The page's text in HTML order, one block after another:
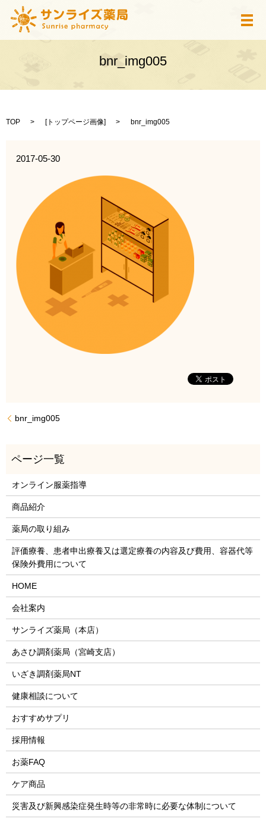
メ
bnr_img005
TOP [トップページ画像] bnr_img005
2017-05-30
bnr_img005
オンライン服薬指導
商品紹介
薬局の取り組み
評価療養、患者申出療養又は選定療養の内容及び費用、容器代等
保険外費用について
HOME
会社案内
サンライズ薬局（本店）
あさひ調剤薬局（宮崎支店）
いざき調剤薬局NT
健康相談について
おすすめサプリ
採用情報
お薬FAQ
ケア商品
災害及び新興感染症発生時等の非常時に必要な体制について